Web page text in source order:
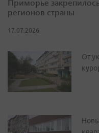
Приморье
регионов страны
17.07.2026
От